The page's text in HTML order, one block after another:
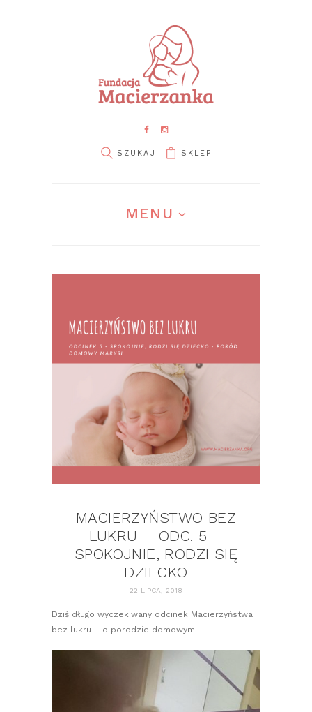
SKLEP
MENU
MACIERZYŃSTWO BEZ
LUKRU – ODC. 5 –
SPOKOJNIE, RODZI SIĘ
DZIECKO
22 LIPCA, 2018
Dziś długo wyczekiwany odcinek Macierzyństwa
bez lukru – o porodzie domowym.